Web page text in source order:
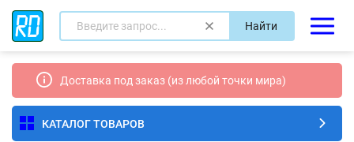
Найти
Доставка под заказ (из любой точки мира)
КАТАЛОГ ТОВАРОВ